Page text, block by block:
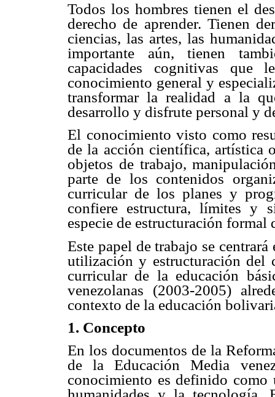
Todos los hombres tienen el
derecho de aprender. Tienen
ciencias, las artes, las
importante aún, tienen
capacidades cognitivas que
conocimiento general y
transformar la realidad a la
desarrollo y disfrute personal y
El conocimiento visto como
de la acción científica, artística
objetos de trabajo,
parte de los contenidos
curricular de los planes y
confiere estructura, límites y
especie de estructuración
Este papel de trabajo se
utilización y estructuración del
curricular de la educación
venezolanas (2003-2005)
contexto de la educación
1. Concepto
En los documentos de la
de la Educación Media
conocimiento es definido como